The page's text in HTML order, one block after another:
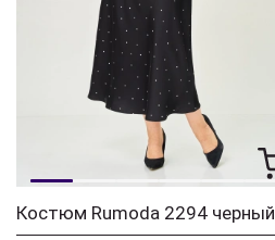
Костюм Rumoda 2294 черный